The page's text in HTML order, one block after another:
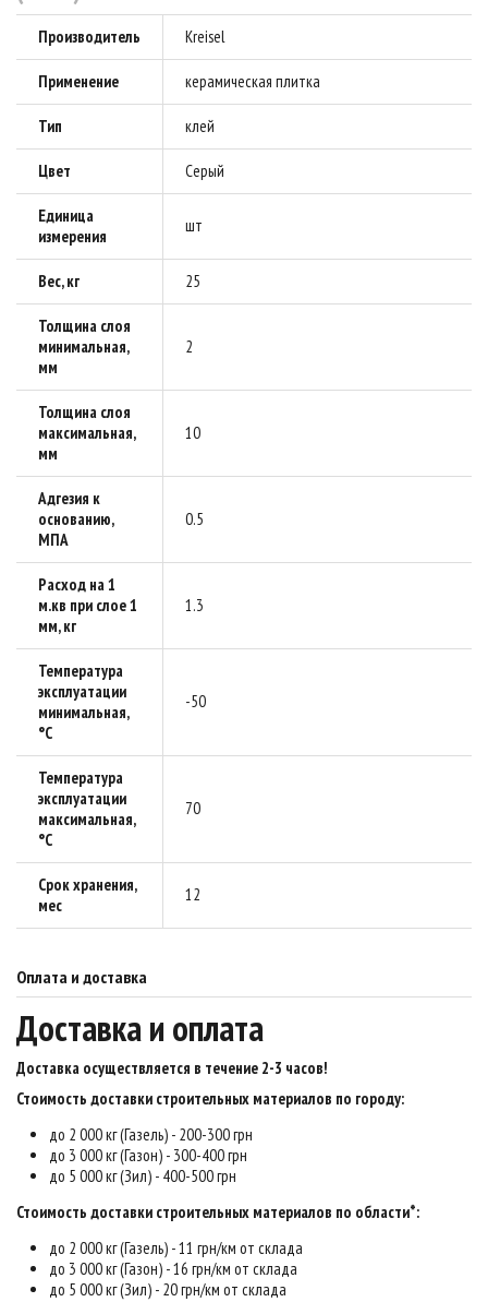
Производитель Kreisel
Применение керамическая плитка
Тип клей
Цвет Серый
Единица
измерения
шт
Вес, кг 25
Толщина слоя
минимальная,
мм
2
Толщина слоя
максимальная,
мм
10
Адгезия к
основанию,
МПА
0.5
Расход на 1
м.кв при слое 1
мм, кг
1.3
Температура
эксплуатации
минимальная,
°C
-50
Температура
эксплуатации
максимальная,
°C
70
Срок хранения,
мес
12
Оплата и доставка
Доставка и оплата
Доставка осуществляется в течение 2-3 часов!
Стоимость доставки строительных материалов по городу:
до 2 000 кг (Газель) - 200-300 грн
до 3 000 кг (Газон) - 300-400 грн
до 5 000 кг (Зил) - 400-500 грн
Стоимость доставки строительных материалов по области*:
до 2 000 кг (Газель) - 11 грн/км от склада
до 3 000 кг (Газон) - 16 грн/км от склада
до 5 000 кг (Зил) - 20 грн/км от склада